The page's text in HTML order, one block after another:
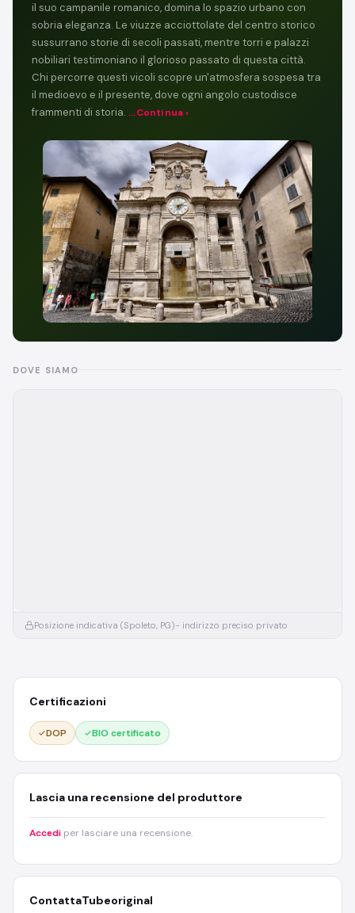
il suo campanile romanico, domina lo spazio urbano con
sobria eleganza. Le viuzze acciottolate del centro storico
sussurrano storie di secoli passati, mentre torri e palazzi
nobiliari testimoniano il glorioso passato di questa città.
Chi percorre questi vicoli scopre un'atmosfera sospesa tra
il medioevo e il presente, dove ogni angolo custodisce
frammenti di storia. ...Continua ›
DOVE SIAMO
Posizione indicativa (Spoleto, PG)- indirizzo preciso privato
Certificazioni
DOP BIO certificato
Lascia una recensione del produttore
Accedi per lasciare una recensione.
ContattaTubeoriginal